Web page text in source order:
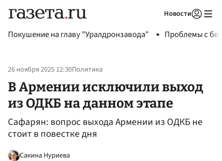
Новости
Покушение на главу "Уралдронзавода" Проблемы с
26 ноября 2025 12:30Политика
В Армении исключили выход
из ОДКБ на данном этапе
Сафарян: вопрос выхода Армении из ОДКБ не
стоит в повестке дня
Сакина Нуриева